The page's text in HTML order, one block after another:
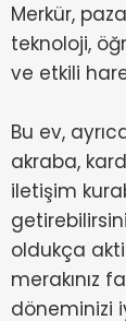
Merkür,
teknoloji,
ve etkili
Bu ev,
akraba,
iletişim
oldukça
merakınız
döneminizi